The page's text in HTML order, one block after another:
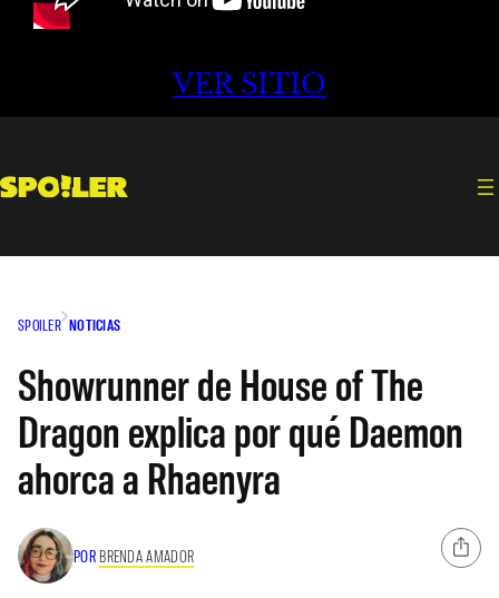
VER SITIO
SPOILER NOTICIAS
Showrunner de House of The
Dragon explica por qué Daemon
ahorca a Rhaenyra
POR BRENDA AMADOR